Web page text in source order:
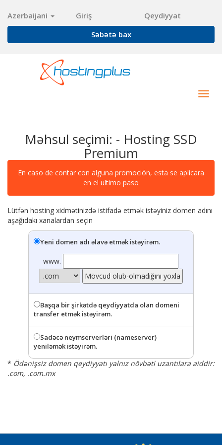
Azerbaijani Giriş
Qeydiyyat
Səbətə bax
Məhsul seçimi: - Hosting SSD
Premium
En caso de contar con alguna promoción, esta se aplicara
en el ultimo paso
Lütfən hosting xidmətinizdə istifadə etmək istəyiniz domen adını
aşağıdakı xanalardan seçin
Yeni domen adı əlavə etmək istəyirəm.
www.
Başqa bir şirkətdə qeydiyyatda olan domeni
transfer etmək istəyirəm.
Sadəcə neymserverləri (nameserver)
yeniləmək istəyirəm.
* Ödənişsiz domen qeydiyyatı yalnız növbəti uzantılara aiddir:
.com, .com.mx